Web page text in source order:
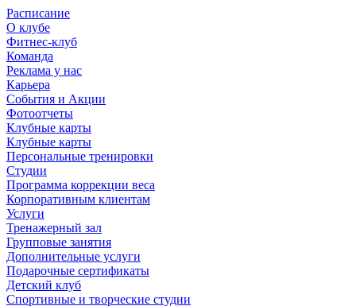
Расписание
О клубе
Фитнес-клуб
Команда
Реклама у нас
Карьера
События и Акции
Фотоотчеты
Клубные карты
Клубные карты
Персональные тренировки
Студии
Программа коррекции веса
Корпоративным клиентам
Услуги
Тренажерный зал
Групповые занятия
Дополнительные услуги
Подарочные сертификаты
Детский клуб
Спортивные и творческие студии